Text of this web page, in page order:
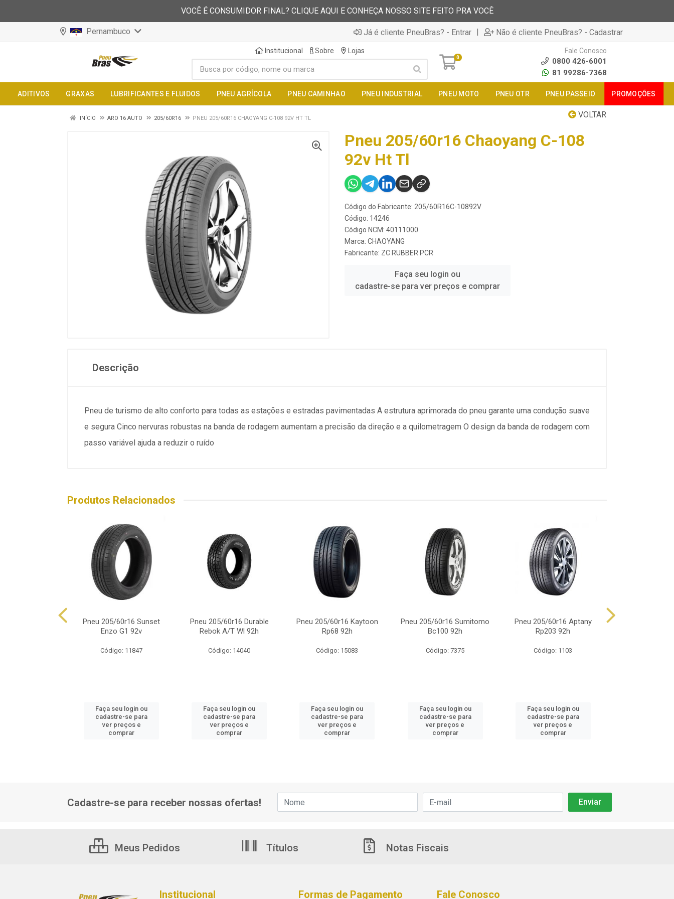
VOCÊ É CONSUMIDOR FINAL? CLIQUE AQUI E CONHEÇA NOSSO SITE FEITO PRA VOCÊ
Pernambuco Já é cliente PneuBras? - Entrar | Não é cliente PneuBras? - Cadastrar
Institucional Sobre Lojas
0
Fale Conosco
0800 426-6001
81 99286-7368
ADITIVOS GRAXAS LUBRIFICANTES E FLUIDOS PNEU AGRÍCOLA PNEU CAMINHAO PNEU INDUSTRIAL PNEU MOTO PNEU OTR PNEU PASSEIO PROMOÇÕES
VOLTAR
INÍCIO ARO 16 AUTO 205/60R16 PNEU 205/60R16 CHAOYANG C-108 92V HT TL
Pneu 205/60r16 Chaoyang C-108
92v Ht Tl
Código do Fabricante: 205/60R16C-10892V
Código: 14246
Código NCM: 40111000
Marca: CHAOYANG
Fabricante: ZC RUBBER PCR
Faça seu login ou
cadastre-se para ver preços e comprar
Descrição
Pneu de turismo de alto conforto para todas as estações e estradas pavimentadas A estrutura aprimorada do pneu garante uma condução suave
e segura Cinco nervuras robustas na banda de rodagem aumentam a precisão da direção e a quilometragem O design da banda de rodagem com
passo variável ajuda a reduzir o ruído
Produtos Relacionados
Pneu 205/60r16 Sunset
Enzo G1 92v
Código: 11847
Faça seu login ou
cadastre-se para
ver preços e
comprar
Pneu 205/60r16 Durable
Rebok A/T Wl 92h
Código: 14040
Faça seu login ou
cadastre-se para
ver preços e
comprar
Pneu 205/60r16 Kaytoon
Rp68 92h
Código: 15083
Faça seu login ou
cadastre-se para
ver preços e
comprar
Pneu 205/60r16 Sumitomo
Bc100 92h
Código: 7375
Faça seu login ou
cadastre-se para
ver preços e
comprar
Pneu 205/60r16 Aptany
Rp203 92h
Código: 1103
Faça seu login ou
cadastre-se para
ver preços e
comprar
Cadastre-se para receber nossas ofertas!
Meus Pedidos Títulos Notas Fiscais
Institucional Formas de Pagamento Fale Conosco